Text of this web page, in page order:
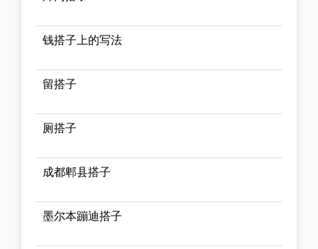
钱搭子上的写法
留搭子
厕搭子
成都郫县搭子
墨尔本蹦迪搭子